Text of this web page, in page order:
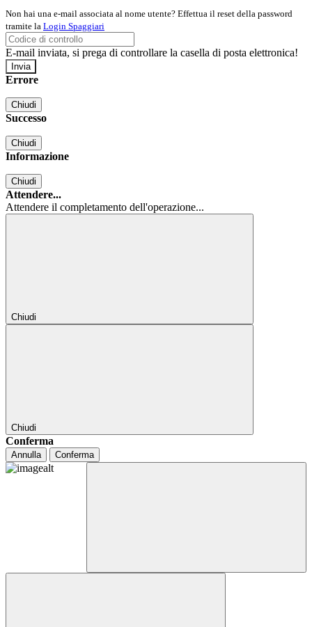
Non hai una e-mail associata al nome utente? Effettua il reset della password
tramite la Login Spaggiari
E-mail inviata, si prega di controllare la casella di posta elettronica!
Errore
Chiudi
Successo
Chiudi
Informazione
Chiudi
Attendere...
Attendere il completamento dell'operazione...
Chiudi
Chiudi
Conferma
Annulla Conferma